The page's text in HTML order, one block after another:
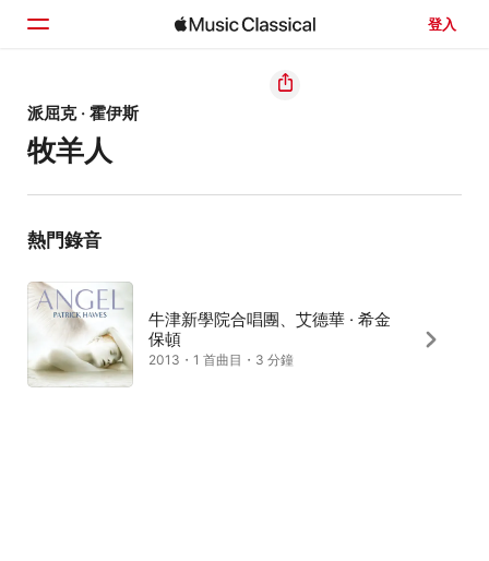
登入
首頁
瀏覽
搜尋
派屈克 · 霍伊斯
牧羊人
熱門錄音
牛津新學院合唱團、艾德華 · 希金
保頓
2013・1 首曲目・3 分鐘